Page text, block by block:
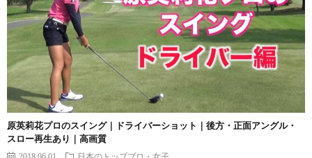
原英莉花プロのスイング｜ドライバーショット｜後方・正面アングル・
スロー再生あり｜高画質
2018.06.01 日本のトッププロ・女子